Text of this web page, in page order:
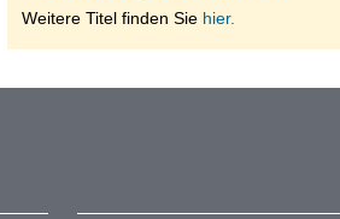
Weitere Titel finden Sie hier.